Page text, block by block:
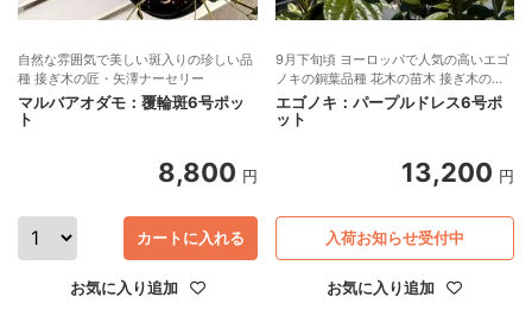
自然な雰囲気で美しい斑入りの珍しい品
種 接ぎ木の匠・矢澤ナーセリー
マルバアオダモ：覆輪斑6号ポッ
ト
8,800 円
カートに入れる
お気に入り追加
9月下旬頃 ヨーロッパで人気の高いエゴ
ノキの銅葉品種 花木の苗木 接ぎ木の
匠・矢澤ナーセリー
エゴノキ：パープルドレス6号ポ
ット
13,200 円
お気に入り追加
入荷お知らせ受付中